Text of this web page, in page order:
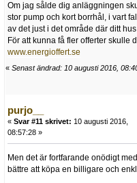
Om jag sålde dig anläggningen
stor pump och kort borrhål, i vart
av det just i det område där ditt
För att kunna få fler offerter skulle
www.energioffert.se
« Senast ändrad: 10 augusti 2016,
purjo__
« Svar #11 skrivet: 10 augusti 2016,
08:57:28 »
Men det är fortfarande onödigt
bättre att köpa en billigare och